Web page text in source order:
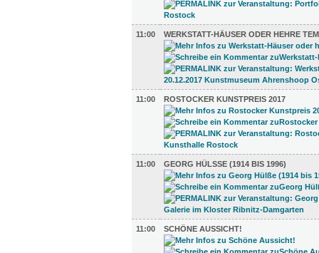
11:00 WERKSTATT-HÄUSER ODER HEHRE
11:00 ROSTOCKER KUNSTPREIS 2017
11:00 GEORG HÜLSSE (1914 BIS 1996)
11:00 SCHÖNE AUSSICHT!